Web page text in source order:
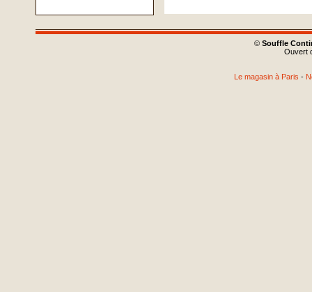
© Souffle
Ouvert
Le magasin à Paris -